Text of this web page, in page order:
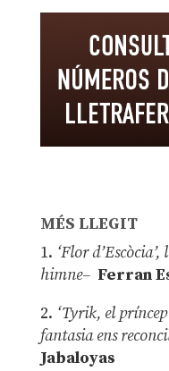
MÉS LLEGIT
1. ‘Flor
himne– Ferran
2. ‘Tyrik, el
fantasia ens
Jabaloyas